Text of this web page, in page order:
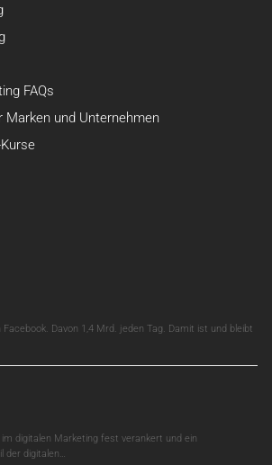
FAQs
Marken und Unternehmen
Davon 1,4 Mrd. jeden Tag. Damit ist und bleibt
digitalen Marketing fest verankert und ein
der digitalen…